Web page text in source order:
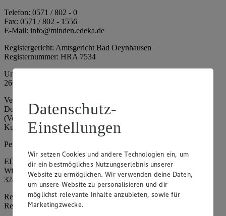
Telefon: 0571 / 802 - 0
Fax: 0571 / 802 - 1556
E-Mail: info@minden.edeka.de
Registergericht: Amtsgericht Bad Oeynhausen
Registernummer: HRA 7534
Umsatzsteuer-Identifikationsnummer gem. § 27a UStG: DE
266067317
Vertretungsberechtigte: Mark Rosenkranz (Sprecher), Eileen
Dominique Klingsiek (Vorstandsmitglied), Ulf-U. Plath
(Vorstandsmitglied), Stephan Wohler (Vorstandsmitglied), Marc
Kuhlmann (Aufsichtsratsvorsitzender)
Persönlich haftende Gesellschafterin:
EDEKA Minden-Hannover Holding GmbH
Wittelsbacherallee 61
32427 Minden
Registergericht: Amtsgericht Bad Oeynhausen
Registernummer: HRB 4086
Datenschutz-
Einstellungen
Wir setzen Cookies und andere Technologien ein, um
dir ein bestmögliches Nutzungserlebnis unserer
Website zu ermöglichen. Wir verwenden deine Daten,
um unsere Website zu personalisieren und dir
möglichst relevante Inhalte anzubieten, sowie für
Marketingzwecke.